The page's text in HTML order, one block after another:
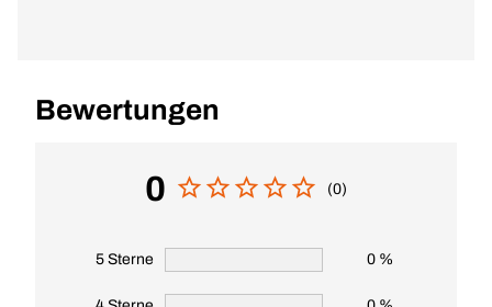
Bewertungen
0 (0)
5 Sterne 0 %